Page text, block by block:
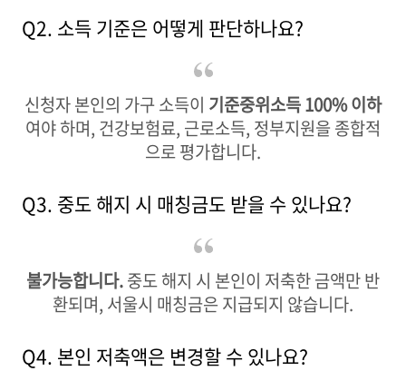
Q2. 소득 기준은 어떻게 판단하나요?
신청자 본인의 가구 소득이 기준중위소득 100% 이하
여야 하며, 건강보험료, 근로소득, 정부지원을 종합적
으로 평가합니다.
Q3. 중도 해지 시 매칭금도 받을 수 있나요?
불가능합니다.중도 해지 시 본인이 저축한 금액만 반
환되며, 서울시 매칭금은 지급되지 않습니다.
Q4. 본인 저축액은 변경할 수 있나요?